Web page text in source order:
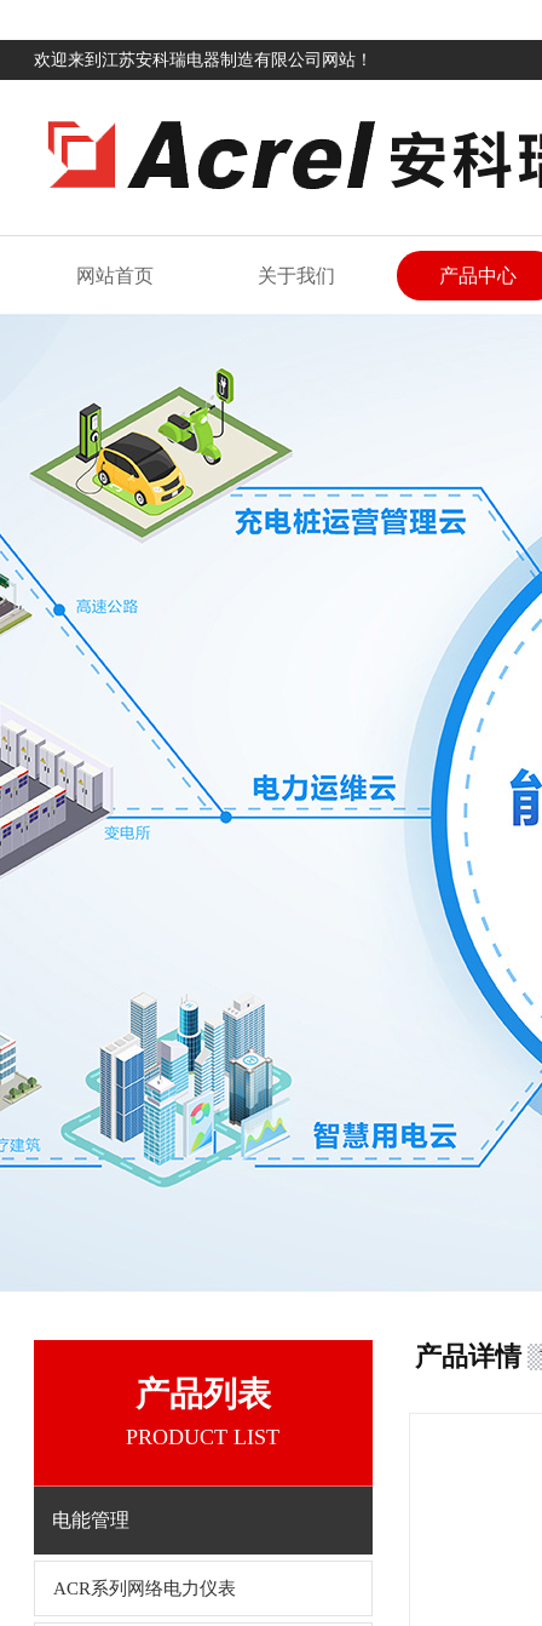
欢迎来到江苏安科瑞电器制造有限公司网站！
网站首页 关于我们 产品中心
产品列表
PRODUCT LIST
电能管理
ACR系列网络电力仪表
产品详情